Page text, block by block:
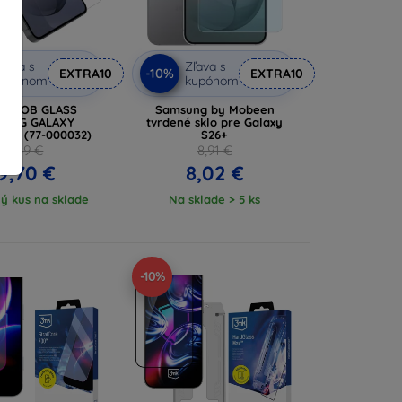
Zľava s
kupónom
EXTRA10
OB GLASS
GALAXY
(77-000032)
21,89 €
€
kus na sklade
-10%
Zľava s
kupónom
EXTRA10
Samsung by Mobeen
tvrdené sklo pre Galaxy
S26+
8,91 €
8,02 €
Na sklade > 5 ks
-10%